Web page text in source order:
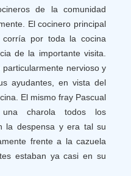
de la comunidad
El cocinero principal
por toda la cocina
de la importante visita.
nervioso y
ayudantes, en vista del
El mismo fray Pascual
charola todos los
la despensa y era tal su
frente a la cazuela
estaban ya casi en su